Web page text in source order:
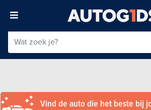
Vind de auto die het beste bij